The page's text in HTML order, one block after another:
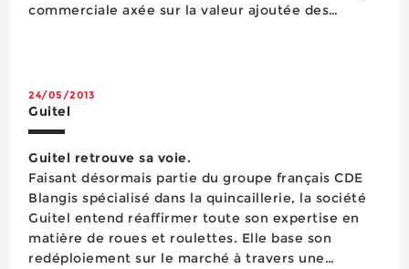
commerciale axée sur la valeur ajoutée des
24/05/2013
Guitel
Guitel retrouve sa voie.
Faisant désormais partie du groupe français CDE
Blangis spécialisé dans la quincaillerie, la société
Guitel entend réaffirmer toute son expertise en
matière de roues et roulettes. Elle base son
redéploiement sur le marché à travers une